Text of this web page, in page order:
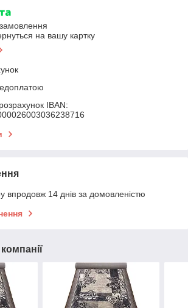
на вашу картку
IBAN:
впродовж 14 днів за домовленістю